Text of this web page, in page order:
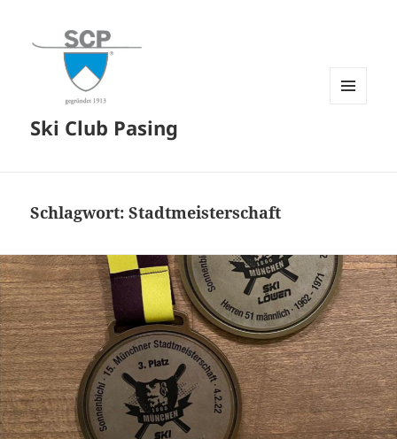
Ski Club Pasing
Schlagwort:Stadtmeisterschaft